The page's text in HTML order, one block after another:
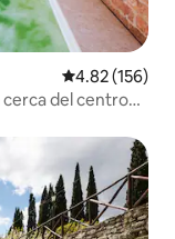
Calificación
4.82 (156)
cerca del centro